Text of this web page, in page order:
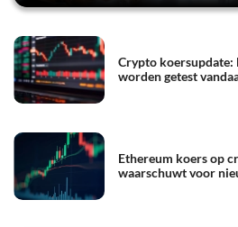
Crypto koersupdate:
worden getest
Ethereum koers op
waarschuwt voor